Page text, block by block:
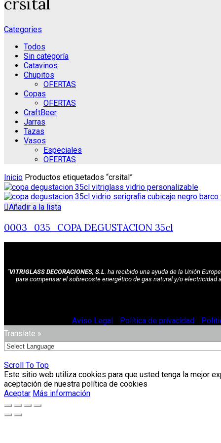
Categories
Todos
Sin categoría
Catavinos
Chupitos
OFERTAS
Copas
OFERTAS
CraftBeer
Jarras
Tazas
Vasos
Especiales
OFERTAS
Inicio Productos etiquetados “crsital”
Añadir a la lista
0003_035_COPA DEGUSTACION 35cl
"VITRIGLASS DECORACIONES, S.L. ha recibido una ayuda de la Unión
para compensar el sobrecoste energético de gas natural y/o
Aviso Legal Política de privacidad
Translate »
Scroll To Top
Este sitio web utiliza cookies para que usted tenga la mejor
aceptación de nuestra política de cookies
Aceptar Más información